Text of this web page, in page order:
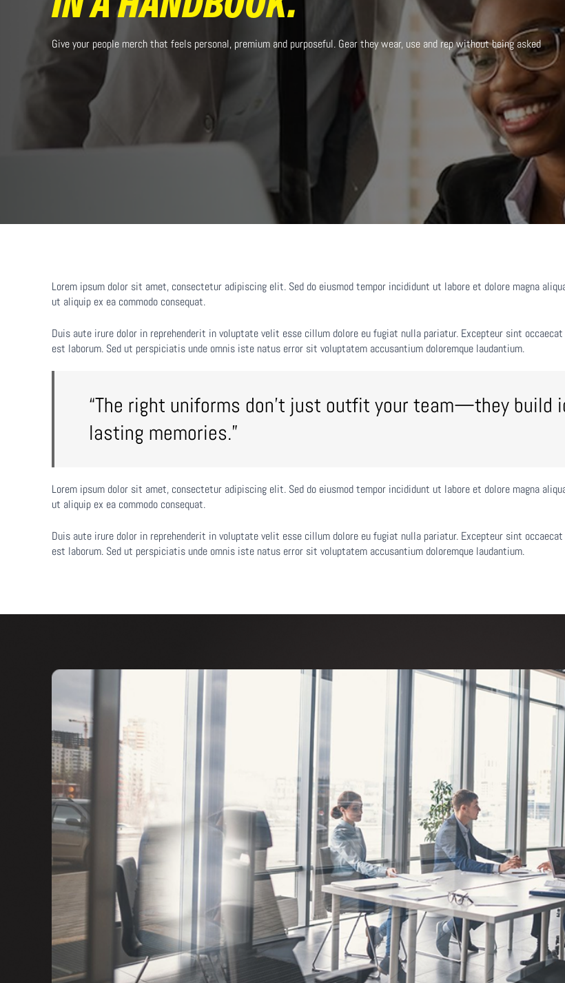
Hit enter to search or ESC to close
Give your people merch that feels personal, premium and purposeful. Gear they wear, use and rep without being asked
Lorem ipsum dolor sit amet, consectetur adipiscing elit. Sed do eiusmod tempor incididunt ut labore et dolore magna
ut aliquip ex ea commodo consequat.
Duis aute irure dolor in reprehenderit in voluptate velit esse cillum dolore eu fugiat nulla pariatur. Excepteur sint
est laborum. Sed ut perspiciatis unde omnis iste natus error sit voluptatem accusantium doloremque laudantium.
“The right uniforms don’t just outfit your team—they build
lasting memories.”
Lorem ipsum dolor sit amet, consectetur adipiscing elit. Sed do eiusmod tempor incididunt ut labore et dolore magna
ut aliquip ex ea commodo consequat.
Duis aute irure dolor in reprehenderit in voluptate velit esse cillum dolore eu fugiat nulla pariatur. Excepteur sint
est laborum. Sed ut perspiciatis unde omnis iste natus error sit voluptatem accusantium doloremque laudantium.